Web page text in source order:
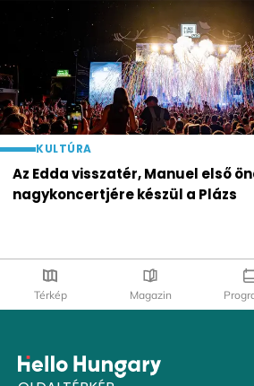
KULTÚRA
Az Edda visszatér, Manuel első
nagykoncertjére készül a Plázs
Térkép Magazin